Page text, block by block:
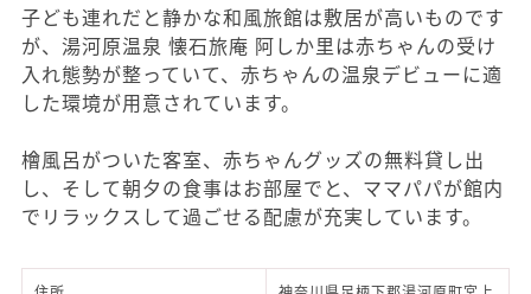
子ども連れだと静かな和風旅館は敷居が高いものです
が、湯河原温泉 懐石旅庵 阿しか里は赤ちゃんの受け
入れ態勢が整っていて、赤ちゃんの温泉デビューに適
した環境が用意されています。
檜風呂がついた客室、赤ちゃんグッズの無料貸し出
し、そして朝夕の食事はお部屋でと、ママパパが館内
でリラックスして過ごせる配慮が充実しています。